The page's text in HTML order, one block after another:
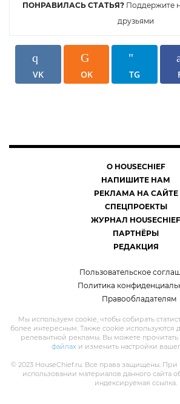
ПОНРАВИЛАСЬ СТАТЬЯ? Поддержите
друзьями
VK OK TG
О HOUSECHIEF
НАПИШИТЕ НАМ
РЕКЛАМА НА САЙТЕ
СПЕЦПРОЕКТЫ
ЖУРНАЛ HOUSECHIEF
ПАРТНЁРЫ
РЕДАКЦИЯ
Пользовательское
Политика
Правообладателям
Мы используем cookie, чтобы собирать
более интересным. Также cookie используются
релевантной рекламы. Вы можете
файлахи изменить настройки
© 2023 HouseChief.ru. Все права защищены.
использовании материалов данного сайта
индексируемая ссылка.